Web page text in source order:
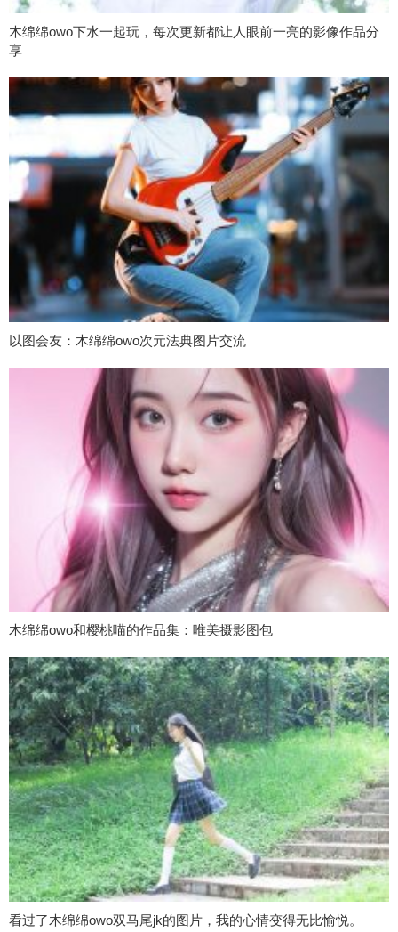
木绵绵owo下水一起玩，每次更新都让人眼前一亮的影像作品分
享
以图会友：木绵绵owo次元法典图片交流
木绵绵owo和樱桃喵的作品集：唯美摄影图包
看过了木绵绵owo双马尾jk的图片，我的心情变得无比愉悦。